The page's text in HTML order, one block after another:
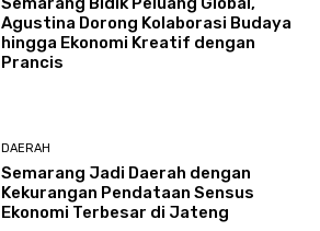
Agustina Dorong Kolaborasi Budaya
hingga Ekonomi Kreatif dengan
Prancis
DAERAH
Semarang Jadi Daerah dengan
Kekurangan Pendataan Sensus
Ekonomi Terbesar di Jateng